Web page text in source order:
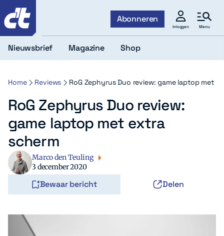
Abonneren
Inloggen Menu
Nieuwsbrief Magazine Shop
Home Reviews RoG Zephyrus Duo review: game laptop met
RoG Zephyrus Duo review:
game laptop met extra
scherm
Marco den Teuling
3 december 2020
Bewaar bericht Delen